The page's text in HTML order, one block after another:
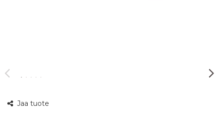
kuva
Jaa tuote